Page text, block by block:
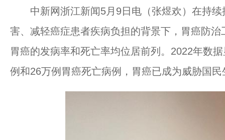
中新网浙江新闻5月9日电（张煜欢）在持续
害、减轻癌症患者疾病负担的背景下，胃癌防
胃癌的发病率和死亡率均位居前列。2022年数
例和26万例胃癌死亡病例，胃癌已成为威胁国